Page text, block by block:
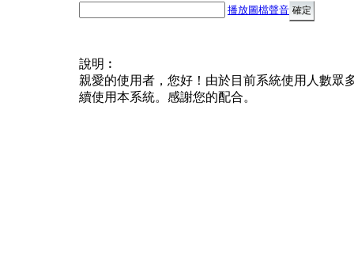
播放圖檔聲音
說明︰
親愛的使用者，您好！由於目前系統使用人數眾
續使用本系統。感謝您的配合。